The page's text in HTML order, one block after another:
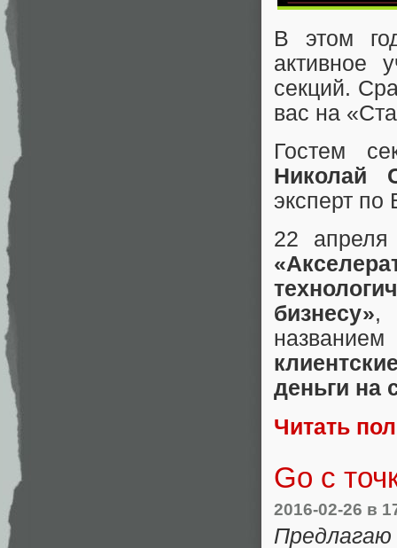
В этом
активное
секций.
вас на
Гостем
Николай
эксперт по
22
бизнесу»,
названием
деньги на
Читать
Go с
2016-02-26 в